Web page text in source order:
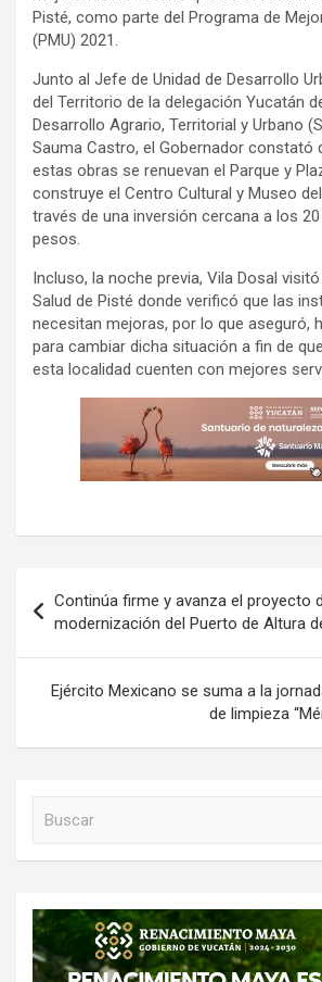
Pisté, como parte del Programa de
(PMU) 2021.
Junto al Jefe de Unidad de Desarrollo
del Territorio de la delegación Yucatán
Desarrollo Agrario, Territorial y Urbano
Sauma Castro, el Gobernador constató
estas obras se renuevan el Parque y
construye el Centro Cultural y Museo
través de una inversión cercana a los
pesos.
Incluso, la noche previa, Vila Dosal
Salud de Pisté donde verificó que las
necesitan mejoras, por lo que aseguró,
para cambiar dicha situación a fin de
esta localidad cuenten con mejores
de
entradas
Continúa firme y avanza el proyecto
modernización del Puerto de Altura
Ejército Mexicano se suma a la
de limpieza
r